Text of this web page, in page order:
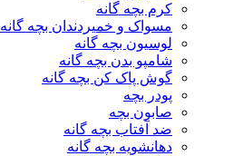
کرم بچه گانه
مسواک و خمیردندان بچه گانه
لوسیون بچه گانه
شامپو بدن بچه گانه
گوش پاک کن بچه گانه
پودر بچه
صابون بچه
ضد آفتاب بچه گانه
دهانشویه بچه گانه